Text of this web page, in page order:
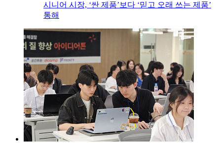
시니어 시장, ‘싼 제품’보다 ‘믿고 오래 쓰는 제품’
통해